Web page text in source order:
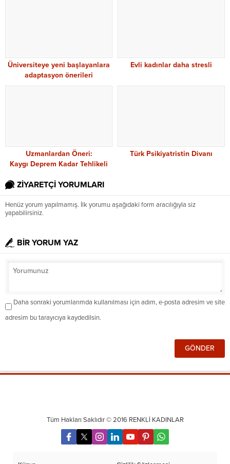
Üniversiteye yeni başlayanlara
adaptasyon önerileri
Evli kadınlar daha stresli
Uzmanlardan Öneri:
Kaygı Deprem Kadar Tehlikeli
Türk Psikiyatristin Divanı
ZİYARETÇİ YORUMLARI
Henüz yorum yapılmamış. İlk yorumu aşağıdaki form aracılığıyla siz
yapabilirsiniz.
BİR YORUM YAZ
Daha sonraki yorumlarımda kullanılması için adım, e-posta adresim ve site
adresim bu tarayıcıya kaydedilsin.
Tüm Hakları Saklıdır © 2016 RENKLİ KADINLAR